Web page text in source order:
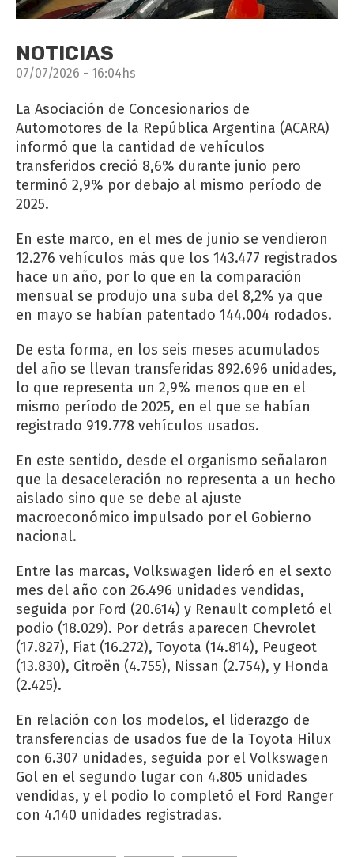
NOTICIAS
07/07/2026 - 16:04hs
La Asociación de Concesionarios de
Automotores de la República Argentina (ACARA)
informó que la cantidad de vehículos
transferidos creció 8,6% durante junio pero
terminó 2,9% por debajo al mismo período de
2025.
En este marco, en el mes de junio se vendieron
12.276 vehículos más que los 143.477 registrados
hace un año, por lo que en la comparación
mensual se produjo una suba del 8,2% ya que
en mayo se habían patentado 144.004 rodados.
De esta forma, en los seis meses acumulados
del año se llevan transferidas 892.696 unidades,
lo que representa un 2,9% menos que en el
mismo período de 2025, en el que se habían
registrado 919.778 vehículos usados.
En este sentido, desde el organismo señalaron
que la desaceleración no representa a un hecho
aislado sino que se debe al ajuste
macroeconómico impulsado por el Gobierno
nacional.
Entre las marcas, Volkswagen lideró en el sexto
mes del año con 26.496 unidades vendidas,
seguida por Ford (20.614) y Renault completó el
podio (18.029). Por detrás aparecen Chevrolet
(17.827), Fiat (16.272), Toyota (14.814), Peugeot
(13.830), Citroën (4.755), Nissan (2.754), y Honda
(2.425).
En relación con los modelos, el liderazgo de
transferencias de usados fue de la Toyota Hilux
con 6.307 unidades, seguida por el Volkswagen
Gol en el segundo lugar con 4.805 unidades
vendidas, y el podio lo completó el Ford Ranger
con 4.140 unidades registradas.